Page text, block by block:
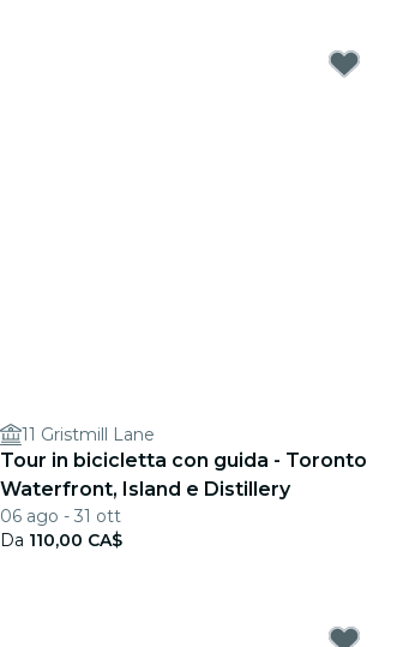
11 Gristmill Lane
Tour in bicicletta con guida - Toronto
Waterfront, Island e Distillery
06 ago - 31 ott
Da 110,00 CA$